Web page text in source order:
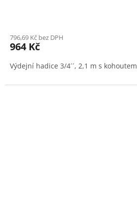
796,69 Kč bez DPH
964 Kč
Výdejní hadice 3/4´´, 2,1 m s kohoutem